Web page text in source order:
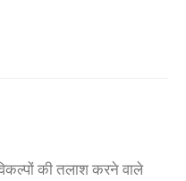
की तलाश करने वाले